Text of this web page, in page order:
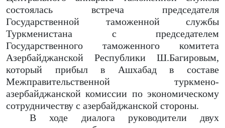
состоялась встреча председателя
Государственной таможенной службы
Туркменистана с председателем
Государственного таможенного комитета
Азербайджанской Республики Ш.Багировым,
который прибыл в Ашхабад в составе
Межправительственной туркмено-
азербайджанской комиссии по экономическому
сотрудничеству с азербайджанской стороны.
В ходе диалога руководители двух